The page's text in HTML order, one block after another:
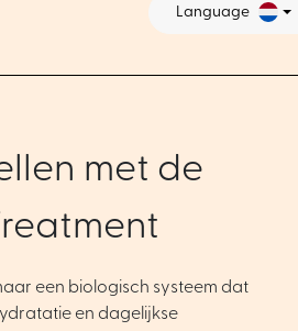
Language
met de
een biologisch systeem dat
en dagelijkse